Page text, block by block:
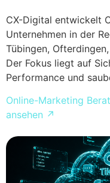
CX-Digital entwickelt
Unternehmen in der
Tübingen,
Der Fokus liegt auf
Performance und
Online-Marketing
ansehen ↗